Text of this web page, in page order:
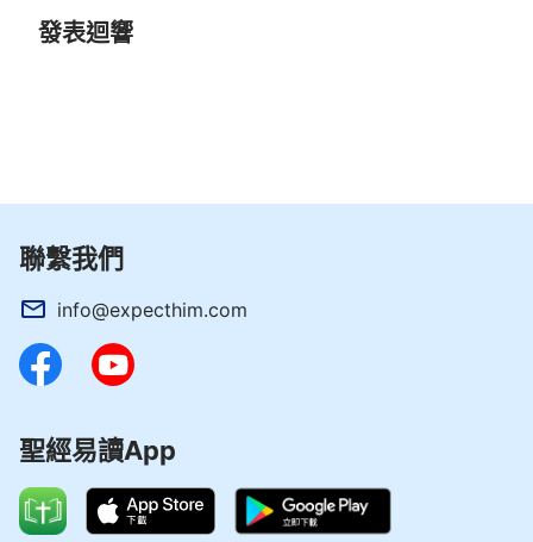
上裝備，却不注重在實行上經歷進深，這不是
了。」《話・卷一 神的顯現與作工・明白真理就當去實
行》
在日常生活中實行神的話語，讓神的話成為我們生命
的堅固磐石，成為我們得勝撒但的有力武器，這樣我
5．主耶穌説：「
去。」 （馬太福音24:35）
發表迴響
聯繫我們
info@expecthim.com
聖經易讀App